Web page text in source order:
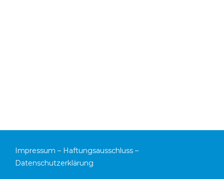
Impressum – Haftungsausschluss –
Datenschutzerklärung